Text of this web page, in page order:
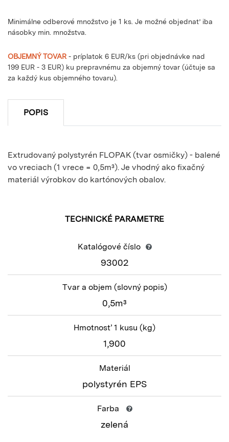
Minimálne odberové množstvo je 1 ks. Je možné objednať iba
násobky min. množstva.
OBJEMNÝ TOVAR - príplatok 6 EUR/ks (pri objednávke nad
199 EUR - 3 EUR) ku prepravnému za objemný tovar (účtuje sa
za každý kus objemného tovaru).
POPIS
Extrudovaný polystyrén FLOPAK (tvar osmičky) - balené
vo vreciach (1 vrece = 0,5m³). Je vhodný ako fixačný
materiál výrobkov do kartónových obalov.
TECHNICKÉ PARAMETRE
Katalógové číslo
93002
Tvar a objem (slovný popis)
0,5m³
Hmotnosť 1 kusu (kg)
1,900
Materiál
polystyrén EPS
Farba
zelená